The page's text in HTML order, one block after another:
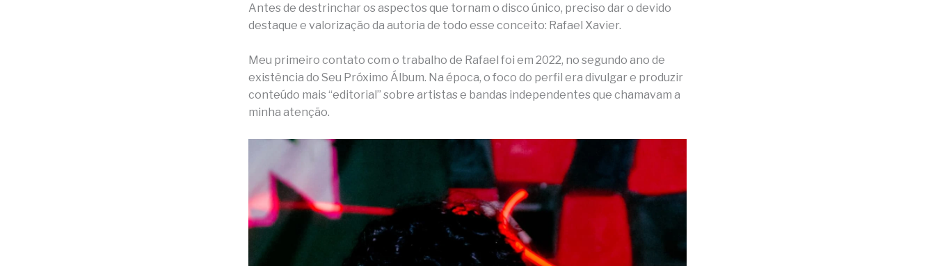
Antes de destrinchar os aspectos que tornam o disco único, preciso dar o devido
destaque e valorização da autoria de todo esse conceito: Rafael Xavier.
Meu primeiro contato com o trabalho de Rafael foi em 2022, no segundo ano de
existência do Seu Próximo Álbum. Na época, o foco do perfil era divulgar e produzir
conteúdo mais “editorial” sobre artistas e bandas independentes que chamavam a
minha atenção.